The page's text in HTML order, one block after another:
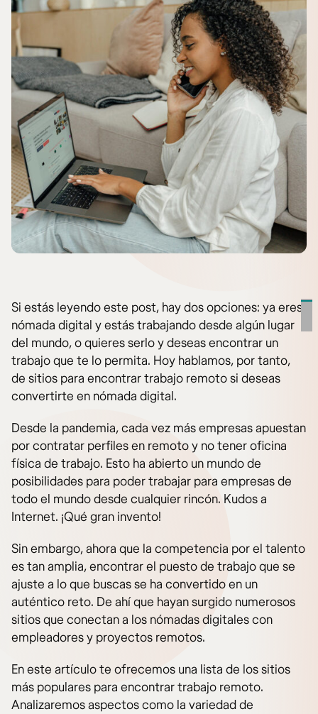
Si estás leyendo este post, hay dos opciones: ya eres
nómada digital y estás trabajando desde algún lugar
del mundo, o quieres serlo y deseas encontrar un
trabajo que te lo permita. Hoy hablamos, por tanto,
de sitios para encontrar trabajo remoto si deseas
convertirte en nómada digital.
Desde la pandemia, cada vez más empresas apuestan
por contratar perfiles en remoto y no tener oficina
física de trabajo. Esto ha abierto un mundo de
posibilidades para poder trabajar para empresas de
todo el mundo desde cualquier rincón. Kudos a
Internet. ¡Qué gran invento!
Sin embargo, ahora que la competencia por el talento
es tan amplia, encontrar el puesto de trabajo que se
ajuste a lo que buscas se ha convertido en un
auténtico reto. De ahí que hayan surgido numerosos
sitios que conectan a los nómadas digitales con
empleadores y proyectos remotos.
En este artículo te ofrecemos una lista de los sitios
más populares para encontrar trabajo remoto.
Analizaremos aspectos como la variedad de